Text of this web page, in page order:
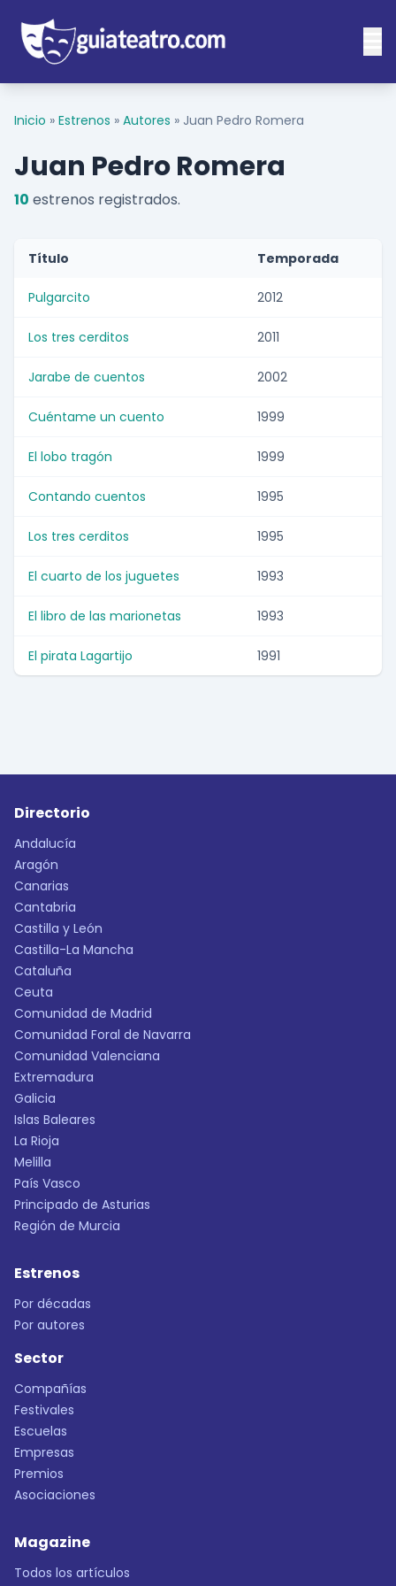
Inicio » Estrenos » Autores » Juan Pedro Romera
Juan Pedro Romera
10 estrenos registrados.
Título Temporada
Pulgarcito 2012
Los tres cerditos 2011
Jarabe de cuentos 2002
Cuéntame un cuento 1999
El lobo tragón 1999
Contando cuentos 1995
Los tres cerditos 1995
El cuarto de los juguetes 1993
El libro de las marionetas 1993
El pirata Lagartijo 1991
Directorio
Andalucía
Aragón
Canarias
Cantabria
Castilla y León
Castilla-La Mancha
Cataluña
Ceuta
Comunidad de Madrid
Comunidad Foral de Navarra
Comunidad Valenciana
Extremadura
Galicia
Islas Baleares
La Rioja
Melilla
País Vasco
Principado de Asturias
Región de Murcia
Estrenos
Por décadas
Por autores
Sector
Compañías
Festivales
Escuelas
Empresas
Premios
Asociaciones
Magazine
Todos los artículos